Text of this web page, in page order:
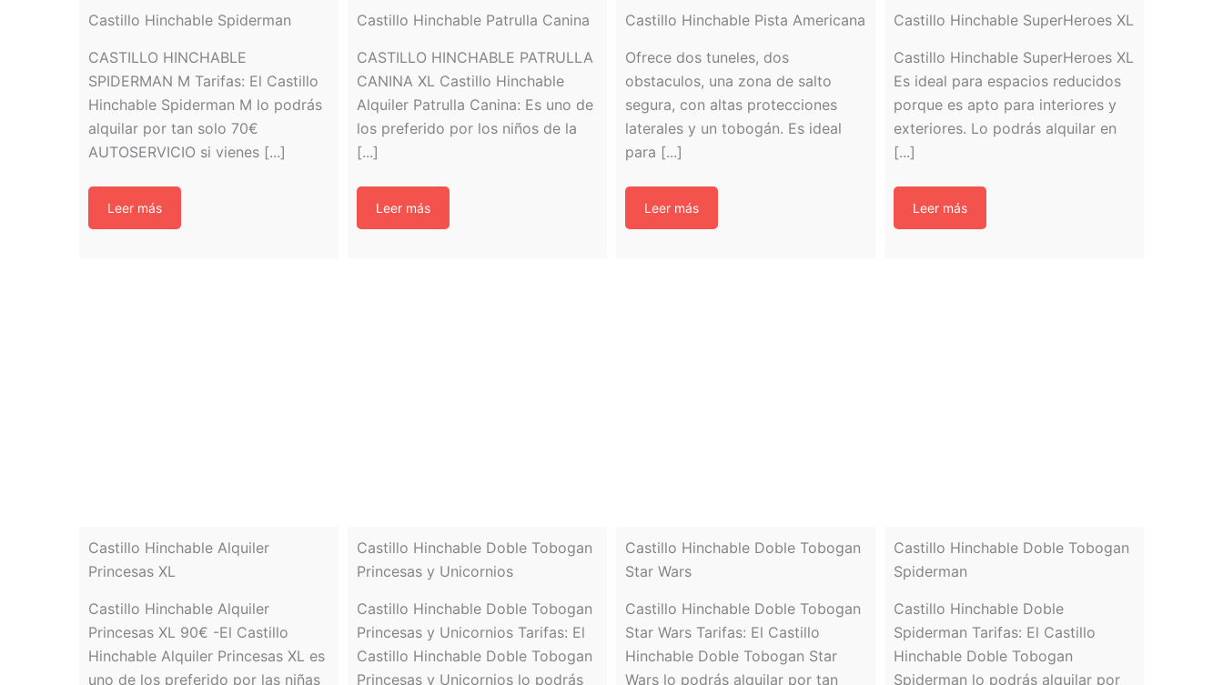
Castillo Hinchable Spiderman
CASTILLO HINCHABLE
SPIDERMAN M Tarifas: El Castillo
Hinchable Spiderman M lo podrás
alquilar por tan solo 70€
AUTOSERVICIO si vienes [...]
Leer más
Castillo Hinchable Patrulla Canina
CASTILLO HINCHABLE PATRULLA
CANINA XL Castillo Hinchable
Alquiler Patrulla Canina: Es uno de
los preferido por los niños de la
[...]
Leer más
Castillo Hinchable Pista Americana
Ofrece dos tuneles, dos
obstaculos, una zona de salto
segura, con altas protecciones
laterales y un tobogán. Es ideal
para [...]
Leer más
Castillo Hinchable SuperHeroes XL
Castillo Hinchable SuperHeroes XL
Es ideal para espacios reducidos
porque es apto para interiores y
exteriores. Lo podrás alquilar en
[...]
Leer más
Castillo Hinchable Alquiler
Princesas XL
Castillo Hinchable Alquiler
Princesas XL 90€ -El Castillo
Hinchable Alquiler Princesas XL es
uno de los preferido por las niñas
Castillo Hinchable Doble Tobogan
Princesas y Unicornios
Castillo Hinchable Doble Tobogan
Princesas y Unicornios Tarifas: El
Castillo Hinchable Doble Tobogan
Princesas y Unicornios lo podrás
Castillo Hinchable Doble Tobogan
Star Wars
Castillo Hinchable Doble Tobogan
Star Wars Tarifas: El Castillo
Hinchable Doble Tobogan Star
Wars lo podrás alquilar por tan
Castillo Hinchable Doble Tobogan
Spiderman
Castillo Hinchable Doble
Spiderman Tarifas: El Castillo
Hinchable Doble Tobogan
Spiderman lo podrás alquilar por